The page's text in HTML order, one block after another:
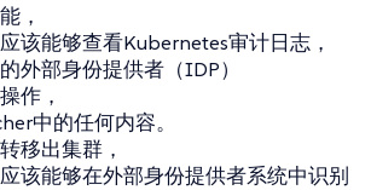
，
该能够查看Kubernetes审计日志，
外部身份提供者（IDP）
作，
中的任何内容。
移出集群，
该能够在外部身份提供者系统中识别